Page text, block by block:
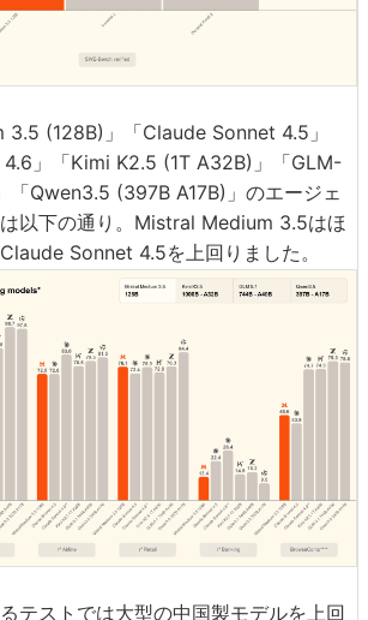
3.5 (128B)」「Claude Sonnet 4.5」
4.6」「Kimi K2.5 (1T A32B)」「GLM-
「Qwen3.5 (397B A17B)」のエージェ
以下の通り。Mistral Medium 3.5はほ
Sonnet 4.5を上回りました。
テストでは大型の中国製モデルを上回